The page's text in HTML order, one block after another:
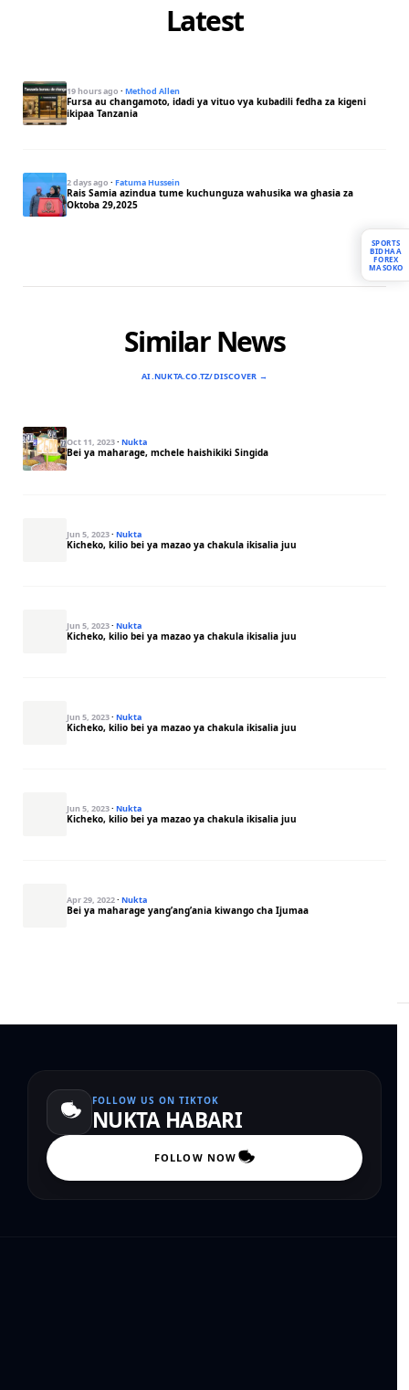
Latest
19 hours ago · Method Allen
Fursa au changamoto, idadi ya vituo vya kubadili fedha za kigeni
ikipaa Tanzania
2 days ago · Fatuma Hussein
Rais Samia azindua tume kuchunguza wahusika wa ghasia za
Oktoba 29,2025
Similar News
AI.NUKTA.CO.TZ/DISCOVER →
Oct 11, 2023· Nukta
Bei ya maharage, mchele haishikiki Singida
Jun 5, 2023· Nukta
Kicheko, kilio bei ya mazao ya chakula ikisalia juu
Jun 5, 2023· Nukta
Kicheko, kilio bei ya mazao ya chakula ikisalia juu
Jun 5, 2023· Nukta
Kicheko, kilio bei ya mazao ya chakula ikisalia juu
Jun 5, 2023· Nukta
Kicheko, kilio bei ya mazao ya chakula ikisalia juu
Apr 29, 2022· Nukta
Bei ya maharage yang’ang’ania kiwango cha Ijumaa
SPORTS
BIDHAA
FOREX
MASOKO
FOLLOW US ON TIKTOK
NUKTA HABARI
FOLLOW NOW